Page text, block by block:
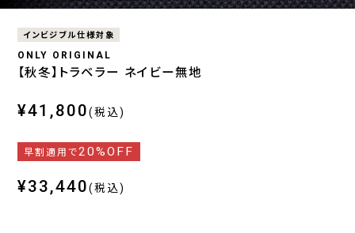
インビジブル仕様対象
ONLY ORIGINAL
【秋冬】トラベラー ネイビー無地
¥41,800(税込)
早割適用で20%OFF
¥33,440(税込)